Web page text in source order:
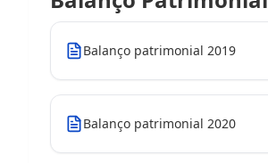
Balanço patrimonial 2019
Balanço patrimonial 2020